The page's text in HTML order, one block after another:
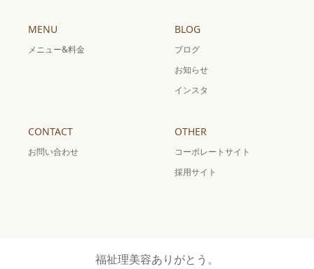
MENU
メニュー&料金
BLOG
ブログ
お知らせ
インスタ
CONTACT
お問い合わせ
OTHER
コーポレートサイト
採用サイト
福祉理美容ありがとう。